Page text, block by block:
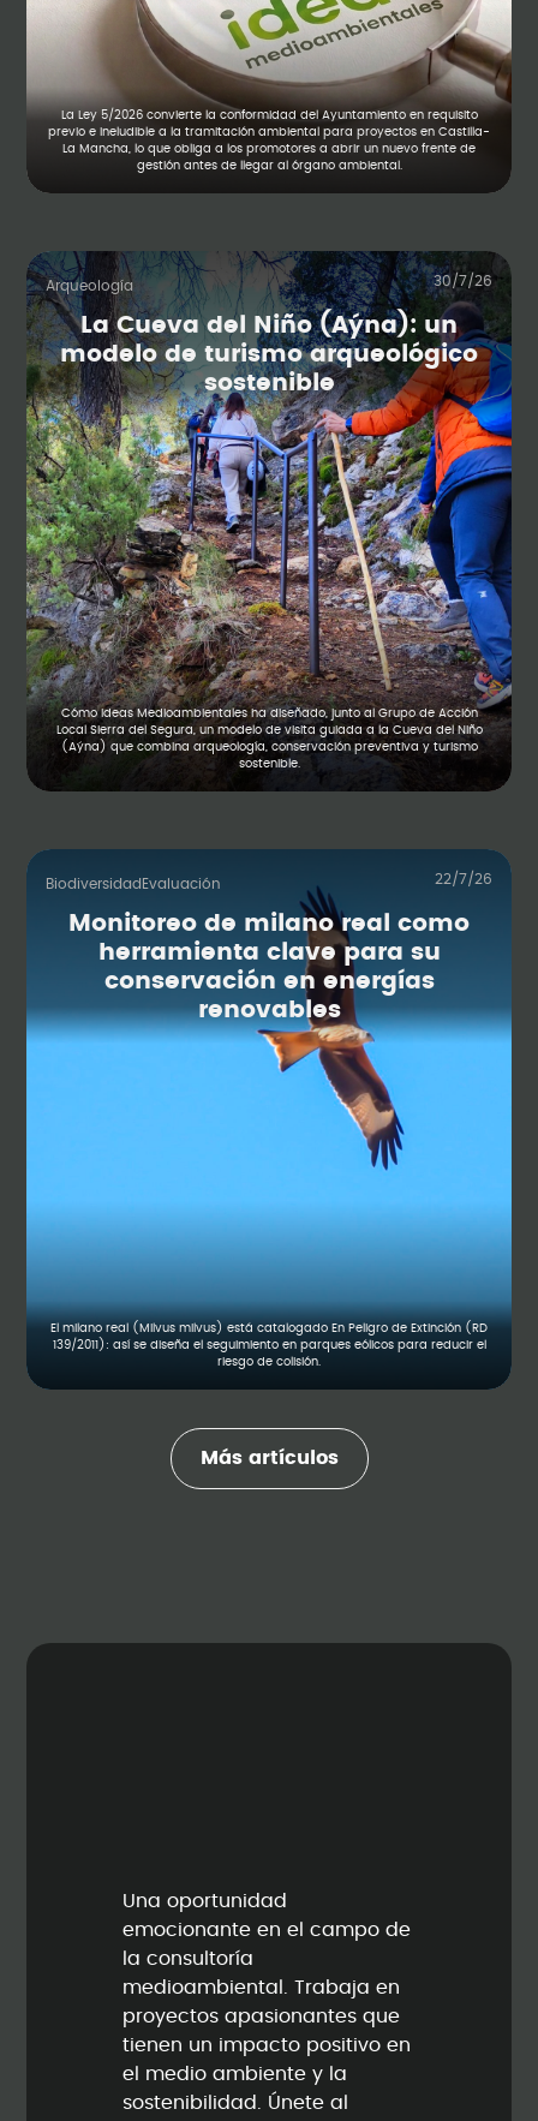
La Ley 5/2026 convierte la conformidad del Ayuntamiento en requisito
previo e ineludible a la tramitación ambiental para proyectos en Castilla-
La Mancha, lo que obliga a los promotores a abrir un nuevo frente de
gestión antes de llegar al órgano ambiental.
Arqueología 30/7/26
La Cueva del Niño (Aýna): un
modelo de turismo arqueológico
sostenible
Cómo Ideas Medioambientales ha diseñado, junto al Grupo de Acción
Local Sierra del Segura, un modelo de visita guiada a la Cueva del Niño
(Aýna) que combina arqueología, conservación preventiva y turismo
sostenible.
Biodiversidad Evaluación 22/7/26
Monitoreo de milano real como
herramienta clave para su
conservación en energías
renovables
El milano real (Milvus milvus) está catalogado En Peligro de Extinción (RD
139/2011): así se diseña el seguimiento en parques eólicos para reducir el
riesgo de colisión.
Más artículos
Una oportunidad
emocionante en el campo de
la consultoría
medioambiental. Trabaja en
proyectos apasionantes que
tienen un impacto positivo en
el medio ambiente y la
sostenibilidad. Únete al